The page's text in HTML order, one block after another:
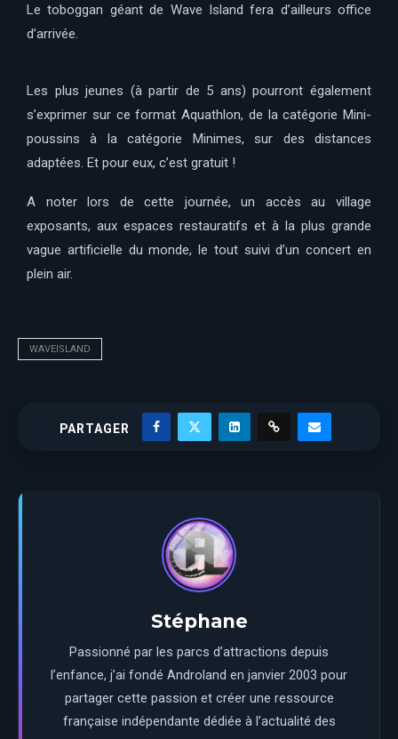
Le toboggan géant de Wave Island fera d’ailleurs office
d’arrivée.
Les plus jeunes (à partir de 5 ans) pourront également
s’exprimer sur ce format Aquathlon, de la catégorie Mini-
poussins à la catégorie Minimes, sur des distances
adaptées. Et pour eux, c’est gratuit !
A noter lors de cette journée, un accès au village
exposants, aux espaces restauratifs et à la plus grande
vague artificielle du monde, le tout suivi d’un concert en
plein air.
WAVEISLAND
PARTAGER
Stéphane
Passionné par les parcs d’attractions depuis
l’enfance, j’ai fondé Androland en janvier 2003 pour
partager cette passion et créer une ressource
française indépendante dédiée à l’actualité des